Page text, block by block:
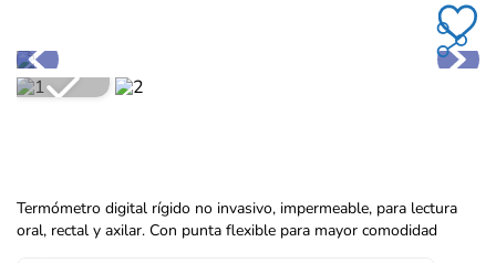
Termómetro digital rígido no invasivo, impermeable, para lectura
oral, rectal y axilar. Con punta flexible para mayor comodidad